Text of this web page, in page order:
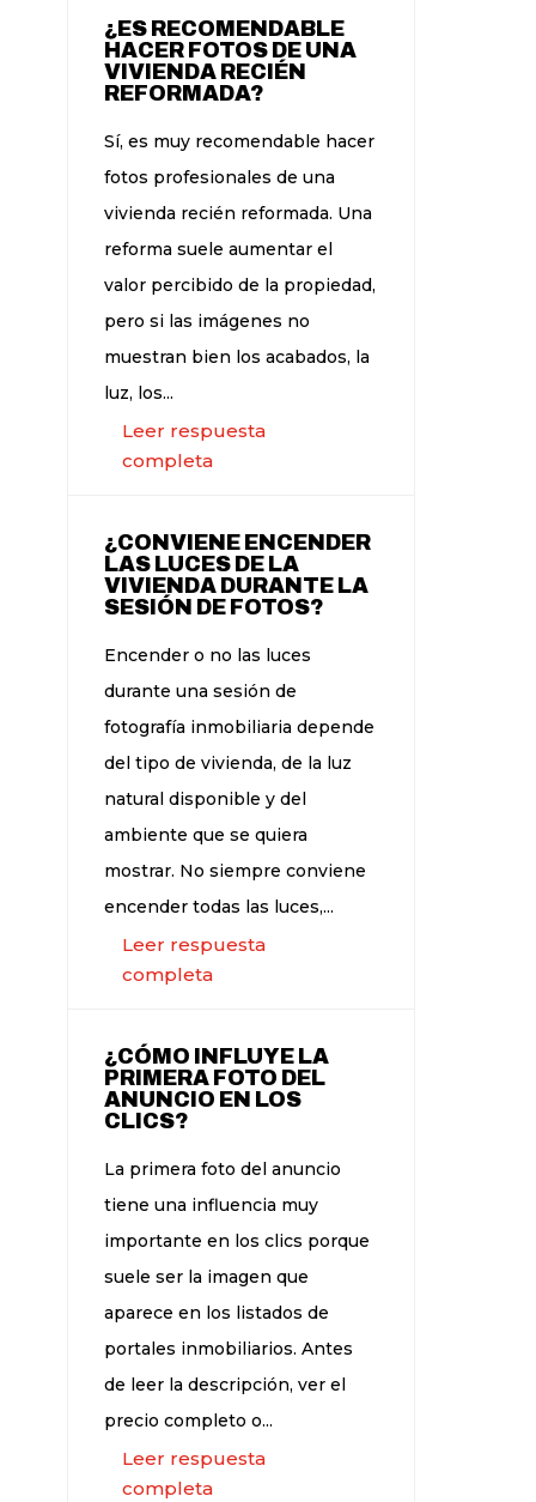
¿ES RECOMENDABLE
HACER FOTOS DE UNA
VIVIENDA RECIÉN
REFORMADA?
Sí, es muy recomendable hacer
fotos profesionales de una
vivienda recién reformada. Una
reforma suele aumentar el
valor percibido de la propiedad,
pero si las imágenes no
muestran bien los acabados, la
luz, los...
Leer respuesta
completa
¿CONVIENE ENCENDER
LAS LUCES DE LA
VIVIENDA DURANTE LA
SESIÓN DE FOTOS?
Encender o no las luces
durante una sesión de
fotografía inmobiliaria depende
del tipo de vivienda, de la luz
natural disponible y del
ambiente que se quiera
mostrar. No siempre conviene
encender todas las luces,...
Leer respuesta
completa
¿CÓMO INFLUYE LA
PRIMERA FOTO DEL
ANUNCIO EN LOS
CLICS?
La primera foto del anuncio
tiene una influencia muy
importante en los clics porque
suele ser la imagen que
aparece en los listados de
portales inmobiliarios. Antes
de leer la descripción, ver el
precio completo o...
Leer respuesta
completa